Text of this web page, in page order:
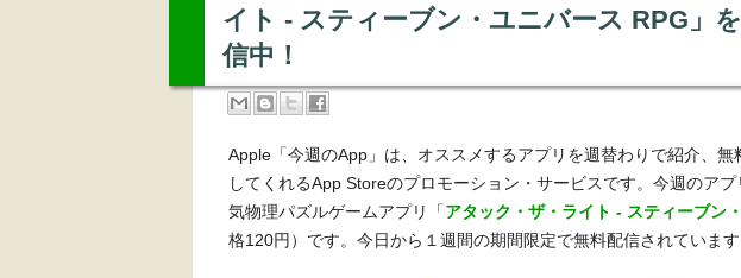
イト - スティーブン・ユニバース RPG」
信中！
Apple「今週のApp」は、オススメするアプリを週替わりで紹介、無
してくれるApp Storeのプロモーション・サービスです。今週のア
気物理パズルゲームアプリ「アタック・ザ・ライト - スティーブン
格120円）です。今日から１週間の期間限定で無料配信されています